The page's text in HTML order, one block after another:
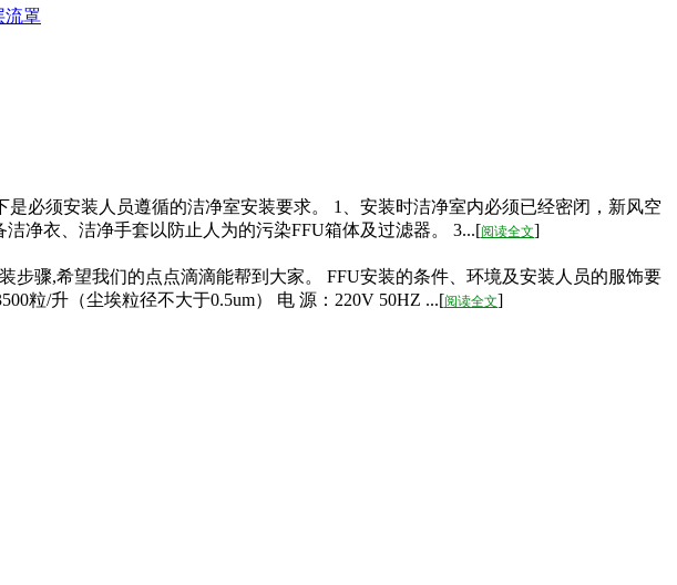
流罩
必须安装人员遵循的洁净室安装要求。 1、安装时洁净室内必须已经密闭，新风空
净衣、洁净手套以防止人为的污染FFU箱体及过滤器。 3...[阅读全文]
骤,希望我们的点点滴滴能帮到大家。 FFU安装的条件、环境及安装人员的服饰要
粒/升（尘埃粒径不大于0.5um） 电 源：220V 50HZ ...[阅读全文]